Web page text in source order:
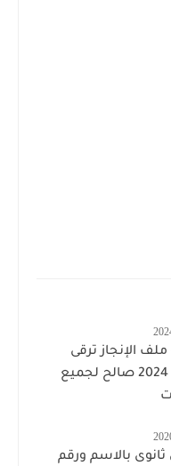
الإنجاز ترقى
المعلمين 2024 صالح لجميع
ثانوى بالاسم ورقم